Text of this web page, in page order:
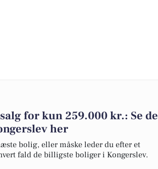
for kun 259.000 kr.: Se de
her
bolig, eller måske leder du efter et
fald de billigste boliger i Kongerslev.